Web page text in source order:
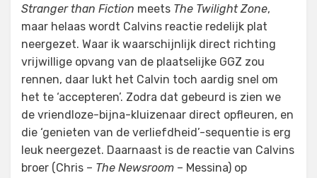
Stranger than Fiction meets The Twilight Zone,
maar helaas wordt Calvins reactie redelijk plat
neergezet. Waar ik waarschijnlijk direct richting
vrijwillige opvang van de plaatselijke GGZ zou
rennen, daar lukt het Calvin toch aardig snel om
het te ‘accepteren’. Zodra dat gebeurd is zien we
de vriendloze-bijna-kluizenaar direct opfleuren, en
die ‘genieten van de verliefdheid’-sequentie is erg
leuk neergezet. Daarnaast is de reactie van Calvins
broer (Chris – The Newsroom – Messina) op